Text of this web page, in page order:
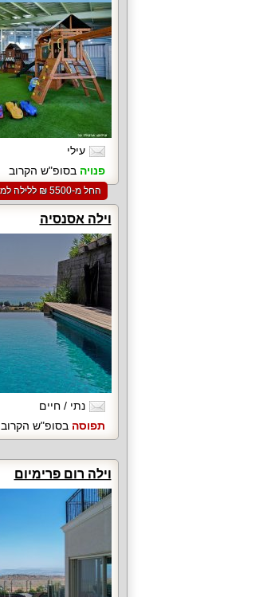
עילי
פנויה בסופ"ש הקרוב
החל מ-‏5500 ₪ ללילה למזמינים 2 לילות בסופ"ש הקרוב
וילה אסנסיה
נתי / חיים
תפוסה בסופ"ש הקרוב
וילה רום פרימיום